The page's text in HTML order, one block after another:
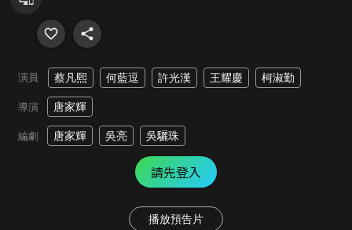
演員 蔡凡熙 何藍逗 許光漢 王耀慶 柯淑勤
導演 唐家輝
編劇 唐家輝 吳亮 吳驪珠
請先登入
播放預告片